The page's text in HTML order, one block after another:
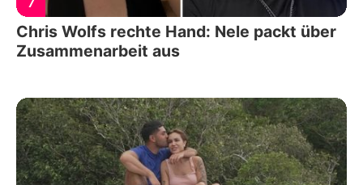
Chris Wolfs rechte Hand: Nele packt über
Zusammenarbeit aus